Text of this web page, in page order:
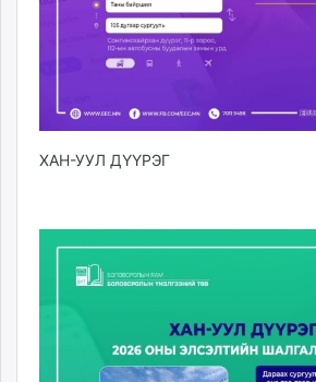
ХАН-УУЛ ДҮҮРЭГ